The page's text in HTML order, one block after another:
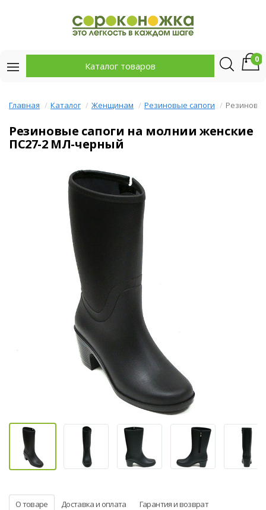
Каталог товаров
0
Главная Каталог Женщинам Резиновые сапоги
Резиновые сапоги на молнии женские
ПС27-2 МЛ-черный
О товаре Доставка и оплата Гарантия и возврат